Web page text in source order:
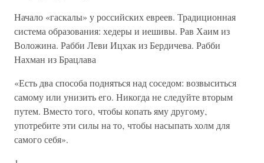
Начало «гаскалы» у российских евреев. Традиционная
система образования: хедеры и иешивы. Рав Хаим из
Воложина. Рабби Леви Ицхак из Бердичева. Рабби
Нахман из Брацлава
«Есть два способа подняться над соседом: возвыситься
самому или унизить его. Никогда не следуйте вторым
путем. Вместо того‚ чтобы копать яму другому‚
употребите эти силы на то‚ чтобы насыпать холм для
самого себя».